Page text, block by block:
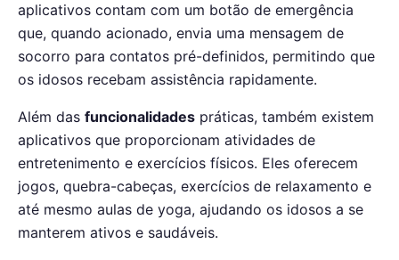
aplicativos contam com um botão de emergência
que, quando acionado, envia uma mensagem de
socorro para contatos pré-definidos, permitindo que
os idosos recebam assistência rapidamente.
Além das funcionalidades práticas, também existem
aplicativos que proporcionam atividades de
entretenimento e exercícios físicos. Eles oferecem
jogos, quebra-cabeças, exercícios de relaxamento e
até mesmo aulas de yoga, ajudando os idosos a se
manterem ativos e saudáveis.